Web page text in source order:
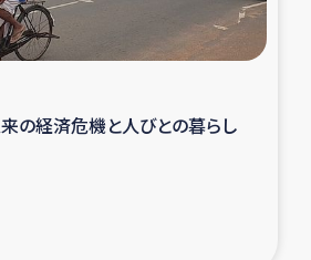
フェアトレード事業
を通じた子どもの栄養改善事業
の経済危機と人びとの暮らし